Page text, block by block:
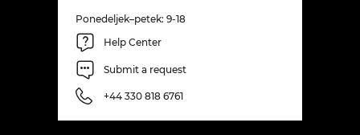
Ponedeljek–petek: 9-18
Help Center
Submit a request
+44 330 818 6761